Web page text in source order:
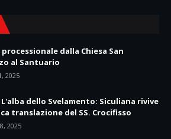
dalla Chiesa San
al Santuario
2025
L'alba dello Svelamento: Siculiana rivive
translazione del SS. Crocifisso
2025